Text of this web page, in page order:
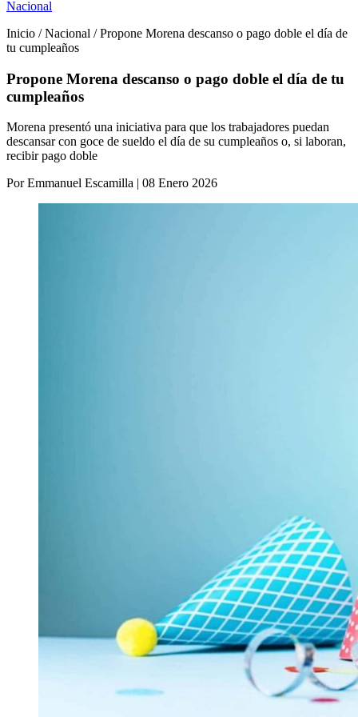
Nacional
Inicio / Nacional / Propone Morena descanso o pago doble el día de
tu cumpleaños
Propone Morena descanso o pago doble el día de tu
cumpleaños
Morena presentó una iniciativa para que los trabajadores puedan
descansar con goce de sueldo el día de su cumpleaños o, si laboran,
recibir pago doble
Por Emmanuel Escamilla | 08 Enero 2026